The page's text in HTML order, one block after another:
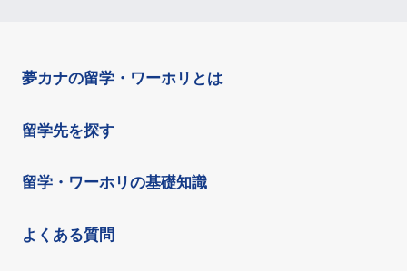
夢カナの留学・ワーホリとは
留学先を探す
留学・ワーホリの基礎知識
よくある質問